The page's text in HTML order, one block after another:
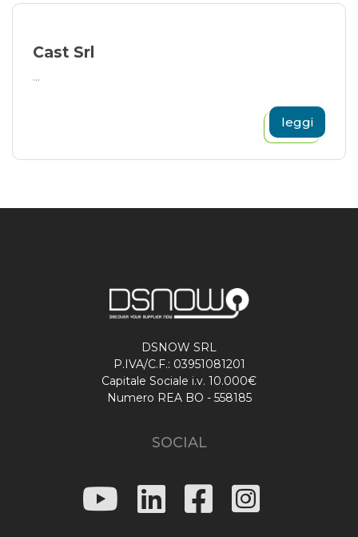
Cast Srl
...
leggi
DSNOW SRL
P.IVA/C.F.: 03951081201
Capitale Sociale i.v. 10.000€
Numero REA BO - 558185
SOCIAL